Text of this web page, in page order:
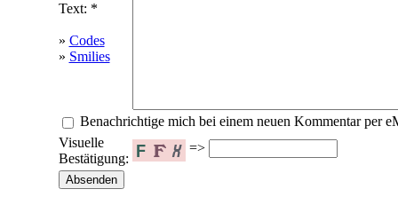
Text: *
» Codes
» Smilies
Benachrichtige mich bei einem neuen Kommentar per
Visuelle
Bestätigung:
=>